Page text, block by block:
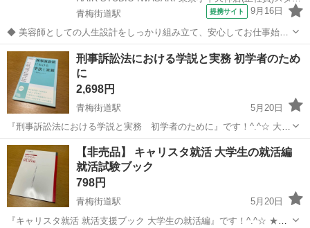
青梅街道駅
提携サイト 9月16日
◆ 美容師としての人生設計をしっかり組み立て、安心してお仕事始め
ませんか？ ◆ 美容師として定年の75歳まで安心して働ける環境を整
え、技術だけではなく、マネジメント業務なども幅広く学べます。 美
容師としての人生設計をしっ...
東京 小平市 青梅街道駅 美容師
刑事訴訟法における学説と実務 初学者のため
に
2,698円
青梅街道駅
5月20日
『刑事訴訟法における学説と実務 初学者のために』です！^.^☆ 大学
の授業で1度だけ使用しました。 多少のused感はあるかと思います
が、お読みいただくのに問題はありません。 ※中古品であるというこ
とをご理解の上、気に...
東京 小平市 青梅街道駅 参考書 刑事訴訟法
【非売品】 キャリスタ就活 大学生の就活編
就活試験ブック
798円
青梅街道駅
5月20日
『キャリスタ就活 就活支援ブック 大学生の就活編』です！^.^☆ ★自